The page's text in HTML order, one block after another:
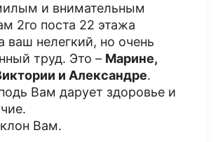
и внимательным
2го поста 22 этажа
ваш нелегкий, но очень
труд. Это – Марине,
и Александре.
Вам дарует здоровье и
Вам.